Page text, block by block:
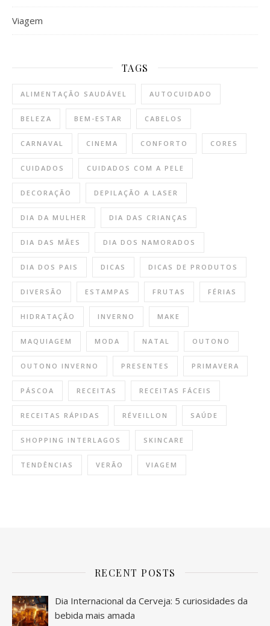
Viagem
TAGS
ALIMENTAÇÃO SAUDÁVEL AUTOCUIDADO
BELEZA BEM-ESTAR CABELOS
CARNAVAL CINEMA CONFORTO CORES
CUIDADOS CUIDADOS COM A PELE
DECORAÇÃO DEPILAÇÃO A LASER
DIA DA MULHER DIA DAS CRIANÇAS
DIA DAS MÃES DIA DOS NAMORADOS
DIA DOS PAIS DICAS DICAS DE PRODUTOS
DIVERSÃO ESTAMPAS FRUTAS FÉRIAS
HIDRATAÇÃO INVERNO MAKE
MAQUIAGEM MODA NATAL OUTONO
OUTONO INVERNO PRESENTES PRIMAVERA
PÁSCOA RECEITAS RECEITAS FÁCEIS
RECEITAS RÁPIDAS RÉVEILLON SAÚDE
SHOPPING INTERLAGOS SKINCARE
TENDÊNCIAS VERÃO VIAGEM
RECENT POSTS
Dia Internacional da Cerveja: 5 curiosidades da
bebida mais amada